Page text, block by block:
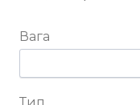
Вага
Тип